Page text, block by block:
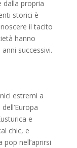
dalla propria
storici è
il tacito
hanno
successivi.
estremi a
e
chic, e
pop nell’aprirsi